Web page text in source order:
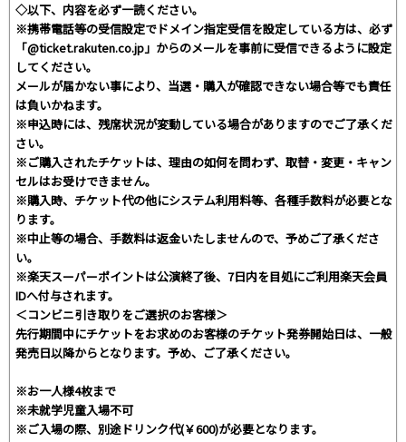
◇以下、内容を必ず一読ください。
※携帯電話等の受信設定でドメイン指定受信を設定している方は、必ず
「@ticket.rakuten.co.jp」からのメールを事前に受信できるように設定
してください。
メールが届かない事により、当選・購入が確認できない場合等でも責任
は負いかねます。
※申込時には、残席状況が変動している場合がありますのでご了承くだ
さい。
※ご購入されたチケットは、理由の如何を問わず、取替・変更・キャン
セルはお受けできません。
※購入時、チケット代の他にシステム利用料等、各種手数料が必要とな
ります。
※中止等の場合、手数料は返金いたしませんので、予めご了承くださ
い。
※楽天スーパーポイントは公演終了後、7日内を目処にご利用楽天会員
IDへ付与されます。
＜コンビニ引き取りをご選択のお客様＞
先行期間中にチケットをお求めのお客様のチケット発券開始日は、一般
発売日以降からとなります。予め、ご了承ください。
※お一人様4枚まで
※未就学児童入場不可
※ご入場の際、別途ドリンク代(￥600)が必要となります。